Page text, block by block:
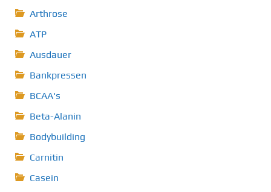
Arthrose
ATP
Ausdauer
Bankpressen
BCAA's
Beta-Alanin
Bodybuilding
Carnitin
Casein